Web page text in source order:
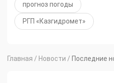
прогноз погоды
РГП «Казгидромет»
Главная / Новости / Последние